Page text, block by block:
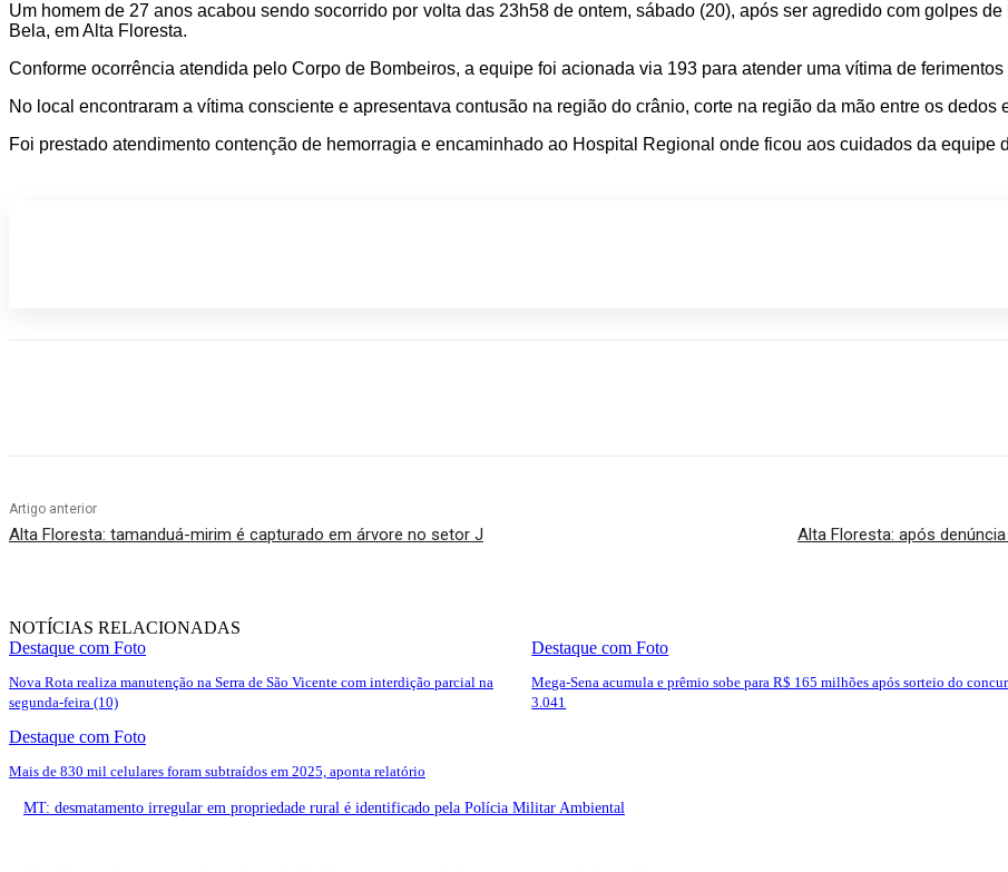
Um homem de 27 anos acabou sendo socorrido por volta das 23h58 de ontem, sábado (20), após ser agredido com golpes
Bela, em Alta Floresta.
Conforme ocorrência atendida pelo Corpo de Bombeiros, a equipe foi acionada via 193 para atender uma vítima de
No local encontraram a vítima consciente e apresentava contusão na região do crânio, corte na região da mão entre os dedos
Foi prestado atendimento contenção de hemorragia e encaminhado ao Hospital Regional onde ficou aos cuidados da equipe
Artigo anterior
Alta Floresta: tamanduá-mirim é capturado em árvore no setor J
Alta Floresta: após
NOTÍCIAS RELACIONADAS
Destaque com Foto
Nova Rota realiza manutenção na Serra de São Vicente com interdição parcial na
segunda-feira (10)
Destaque com Foto
Mega-Sena acumula e prêmio sobe para R$ 165 milhões após sorteio do
3.041
Destaque com Foto
Mais de 830 mil celulares foram subtraídos em 2025, aponta relatório
MT: desmatamento irregular em propriedade rural é identificado pela Polícia Militar Ambiental